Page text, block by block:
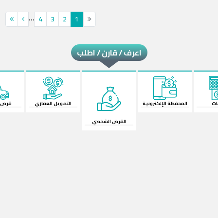
1
2
3
4
...
اعرف / قارن / اطلب
القرض الشخصي
التمويل العقاري
قرض السيارة